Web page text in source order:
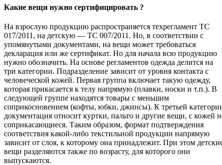
Какие вещи нужно сертифицировать ?
На взрослую продукцию распространяется техрегламент ТС
017/2011, на детскую — ТС 007/2011. Но, в соответствии с
упомянутыми документами, на вещи может требоваться
декларация или же сертификат. Но для начала всю продукцию
нужно обозначить. На основе регламентов одежда делится на
три категории. Подразделение зависит от уровня контакта с
человеческой кожей. Первая группа включает такую одежду,
которая прикасается к телу напрямую (плавки, носки и т.п.). В
следующей группе находятся товары с меньшим
соприкосновением (кофты, юбки, джинсы). К третьей
документация относит куртки, пальто и другие вещи, с кожей
соприкасающиеся. Таким образом, формат подтверждения
соответствия какой-либо текстильной продукции напрямую
зависит от слоя, к которому она принадлежит. При этом
вещи разделяются также по возрасту, для которого они
выпускаются.